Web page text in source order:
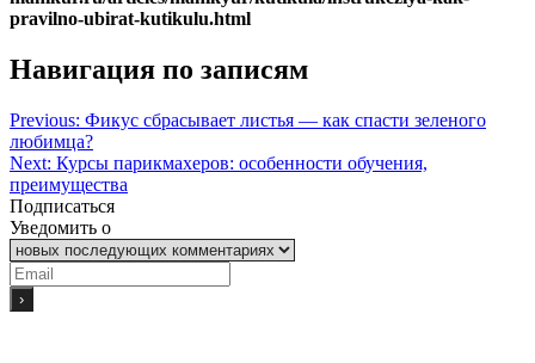
pravilno-ubirat-kutikulu.html
Навигация по записям
Previous: Фикус сбрасывает листья — как спасти зеленого
любимца?
Next: Курсы парикмахеров: особенности обучения,
преимущества
Подписаться
Уведомить о